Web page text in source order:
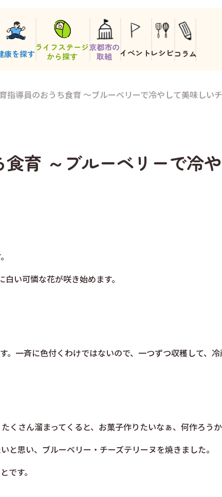
康を探す
ライフステージ
から探す
京都市の
取組
イベントレシピコラム
導員のおうち食育 ～ブルーベリーで冷やして美味しいチ
育 ～ブルーベリーで冷
い可憐な花が咲き始めます。
。 一斉に色付くわけではないので、一つずつ収穫して、冷
さん溜まってくると、お菓子作りたいなぁ、何作ろう
思い、ブルーベリー・チーズテリーヌを焼きました。
です。